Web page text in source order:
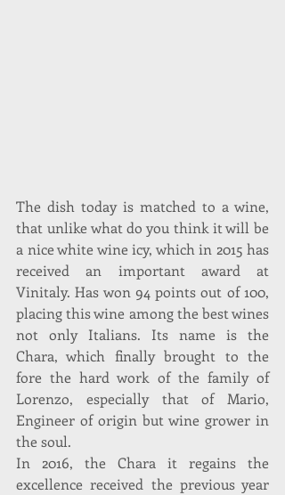
The dish today is matched to a wine,
that unlike what do you think it will be
a nice white wine icy, which in 2015 has
received an important award at
Vinitaly. Has won 94 points out of 100,
placing this wine among the best wines
not only Italians. Its name is the
Chara, which finally brought to the
fore the hard work of the family of
Lorenzo, especially that of Mario,
Engineer of origin but wine grower in
the soul.
In 2016, the Chara it regains the
excellence received the previous year